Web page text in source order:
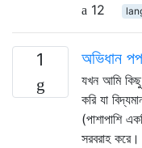
12
1 অভিধান
যখন আমি কিছু
করি যা
(পাশাপাশি
সরবরাহ